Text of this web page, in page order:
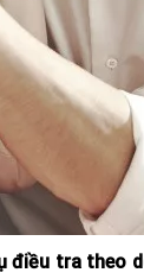
điều tra theo